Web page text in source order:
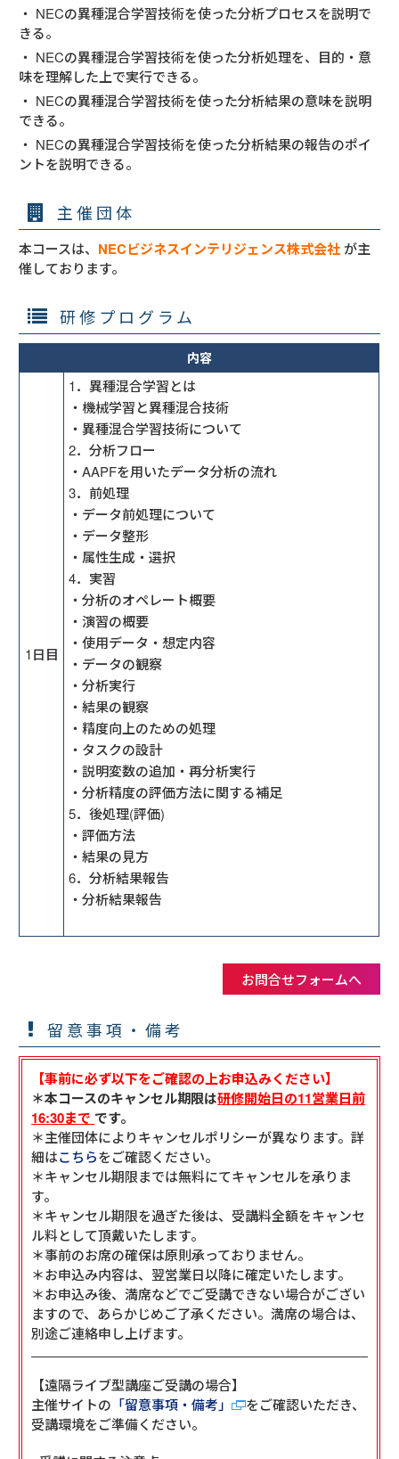
・ NECの異種混合学習技術を使った分析プロセスを説明で
きる。
・ NECの異種混合学習技術を使った分析処理を、目的・意
味を理解した上で実行できる。
・ NECの異種混合学習技術を使った分析結果の意味を説明
できる。
・ NECの異種混合学習技術を使った分析結果の報告のポイ
ントを説明できる。
主催団体
本コースは、 NECビジネスインテリジェンス株式会社 が主
催しております。
研修プログラム
内容
1日目
1．異種混合学習とは
・機械学習と異種混合技術
・異種混合学習技術について
2．分析フロー
・AAPFを用いたデータ分析の流れ
3．前処理
・データ前処理について
・データ整形
・属性生成・選択
4．実習
・分析のオペレート概要
・演習の概要
・使用データ・想定内容
・データの観察
・分析実行
・結果の観察
・精度向上のための処理
・タスクの設計
・説明変数の追加・再分析実行
・分析精度の評価方法に関する補足
5．後処理(評価)
・評価方法
・結果の見方
6．分析結果報告
・分析結果報告
お問合せフォームへ
留意事項・備考
【事前に必ず以下をご確認の上お申込みください】
＊本コースのキャンセル期限は研修開始日の11営業日前
16:30まで です。
＊主催団体によりキャンセルポリシーが異なります。詳
細はこちらをご確認ください。
＊キャンセル期限までは無料にてキャンセルを承りま
す。
＊キャンセル期限を過ぎた後は、受講料全額をキャンセ
ル料として頂戴いたします。
＊事前のお席の確保は原則承っておりません。
＊お申込み内容は、翌営業日以降に確定いたします。
＊お申込み後、満席などでご受講できない場合がござい
ますので、あらかじめご了承ください。満席の場合は、
別途ご連絡申し上げます。
【遠隔ライブ型講座ご受講の場合】
主催サイトの 「留意事項・備考」
をご確認いただき、
受講環境をご準備ください。